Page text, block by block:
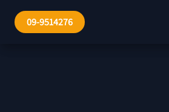
09-9514276